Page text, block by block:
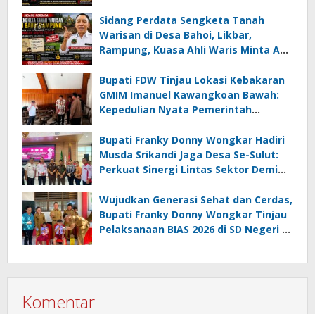
05 MC JOE Sapu Bersih Tiga Gelar
Juara Umum
Sidang Perdata Sengketa Tanah
Warisan di Desa Bahoi, Likbar,
Rampung, Kuasa Ahli Waris Minta APH
Korupsi Dandes
Bupati FDW Tinjau Lokasi Kebakaran
GMIM Imanuel Kawangkoan Bawah:
Kepedulian Nyata Pemerintah
Terdampak
Bupati Franky Donny Wongkar Hadiri
Musda Srikandi Jaga Desa Se-Sulut:
Perkuat Sinergi Lintas Sektor Demi
Wujudkan Generasi Sehat dan Cerdas,
Bupati Franky Donny Wongkar Tinjau
Pelaksanaan BIAS 2026 di SD Negeri 2
Komentar